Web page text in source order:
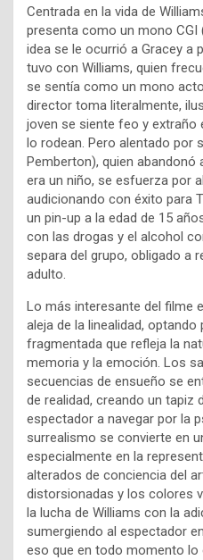
Centrada en la vida de
presenta como un mono CGI
idea se le ocurrió a Gracey a
tuvo con Williams, quien
se sentía como un mono
director toma literalmente,
joven se siente feo y extraño
lo rodean. Pero alentado por
Pemberton), quien abandonó
era un niño, se esfuerza por
audicionando con éxito para
un pin-up a la edad de 15
con las drogas y el alcohol
separa del grupo, obligado a
adulto.
Lo más interesante del filme
aleja de la linealidad,
fragmentada que refleja la
memoria y la emoción. Los
secuencias de ensueño se
de realidad, creando un tapiz
espectador a navegar por la
surrealismo se convierte en
especialmente en la
alterados de conciencia del
distorsionadas y los colores
la lucha de Williams con la
sumergiendo al espectador
eso que en todo momento lo